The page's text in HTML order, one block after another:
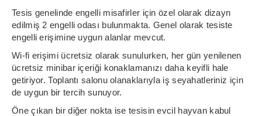
Tesis genelinde engelli misafirler için özel olarak dizayn
edilmiş 2 engelli odası bulunmakta. Genel olarak tesiste
engelli erişimine uygun alanlar mevcut.
Wi-fi erişimi ücretsiz olarak sunulurken, her gün yenilenen
ücretsiz minibar içeriği konaklamanızı daha keyifli hale
getiriyor. Toplantı salonu olanaklarıyla iş seyahatleriniz için
de uygun bir tercih sunuyor.
Öne çıkan bir diğer nokta ise tesisin evcil hayvan kabul